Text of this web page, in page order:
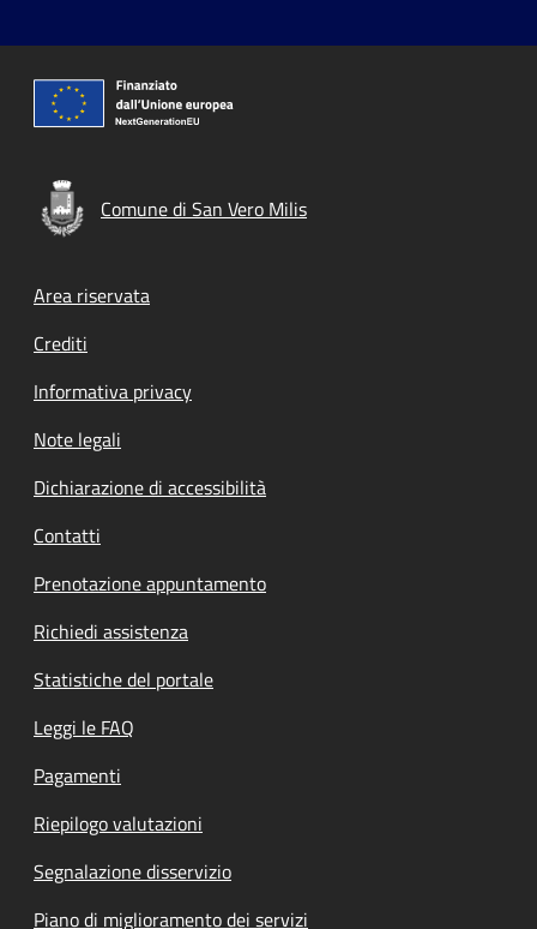
Comune di San Vero Milis
Footer menu
Area riservata
Crediti
Informativa privacy
Note legali
Dichiarazione di accessibilità
Contatti
Prenotazione appuntamento
Richiedi assistenza
Statistiche del portale
Leggi le FAQ
Pagamenti
Riepilogo valutazioni
Segnalazione disservizio
Piano di miglioramento dei servizi